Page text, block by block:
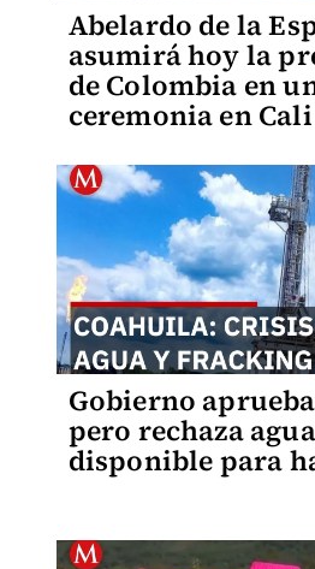
Abelardo de la
asumirá hoy la
de Colombia en
ceremonia en Cali
Gobierno
pero rechaza
disponible para